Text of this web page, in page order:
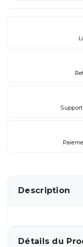
Description
Détails du